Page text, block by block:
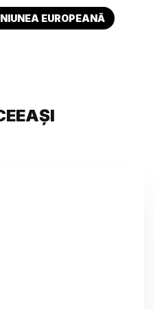
EUROPEANĂ